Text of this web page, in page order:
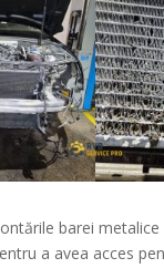
barei
a avea acces